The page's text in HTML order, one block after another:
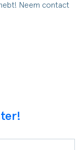
Neem contact